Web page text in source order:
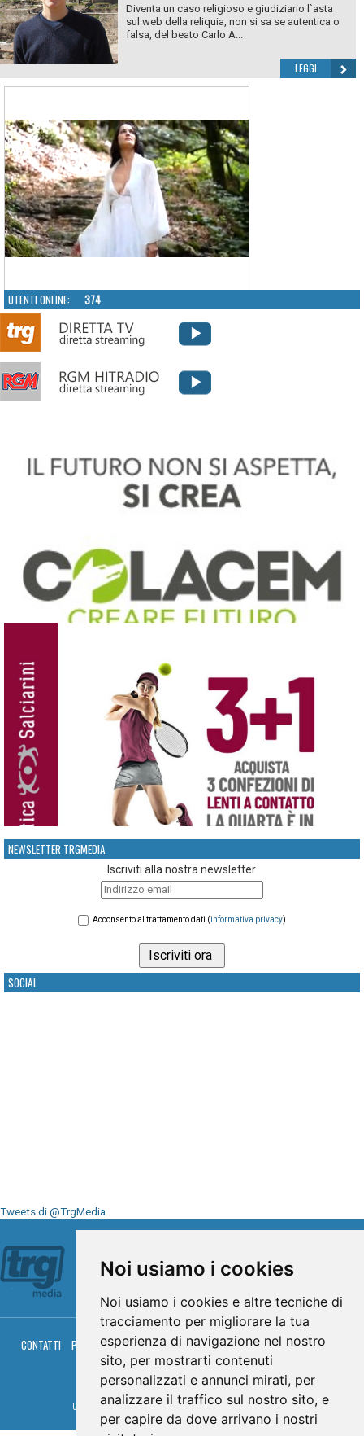
Noi usiamo i cookies
Noi usiamo i cookies e altre tecniche di
tracciamento per migliorare la tua
esperienza di navigazione nel nostro
sito, per mostrarti contenuti
personalizzati e annunci mirati, per
analizzare il traffico sul nostro sito, e
per capire da dove arrivano i nostri
Diventa un caso religioso e giudiziario l`asta
sul web della reliquia, non si sa se autentica o
falsa, del beato Carlo A...
LEGGI
UTENTI ONLINE: 374
NEWSLETTER TRGMEDIA
Iscriviti alla nostra newsletter
Acconsento al trattamento dati (informativa privacy)
SOCIAL
Tweets di @TrgMedia
CONTATTI PRIVACY COOKIES PALINSESTO DIRETTA TV
DIRETTA RADIO
RGM HITRADIO
© TRG Media 2005-2026
Umbria Televisioni s.r.l. - P.I.00496230541 - www.trgmedia.it - Powered by